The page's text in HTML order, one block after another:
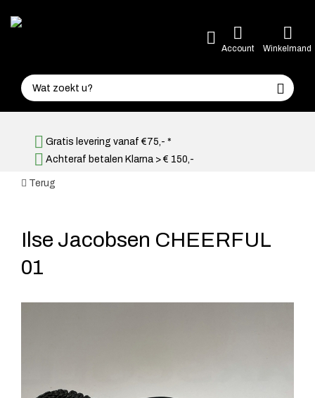
Account Winkelmand
Gratis levering vanaf €75,- *
Achteraf betalen Klarna > € 150,-
Terug
Ilse Jacobsen CHEERFUL
01